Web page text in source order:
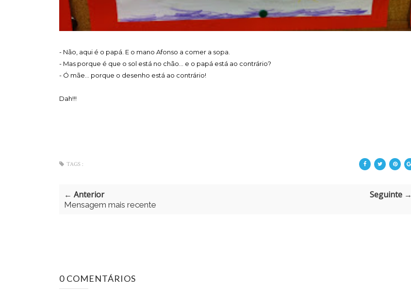
- Não, aqui é o papá. E o mano Afonso a comer a sopa.
- Mas porque é que o sol está no chão... e o papá está ao contrário?
- Ó mãe... porque o desenho está ao contrário!
Dah!!!
TAGS :
← Anterior
Mensagem mais recente
Seguinte →
0 COMENTÁRIOS